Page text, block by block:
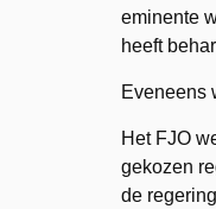
eminente
heeft
Eveneens
Het FJO
gekozen
de